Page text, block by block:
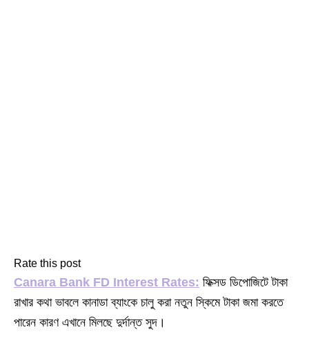
Rate this post
Canara Bank FD Interest Rates: ফিক্সড ডিপোজিটে টাকা
রাখার কথা ভাবলে কানাডা ব্যাংকে চালু করা নতুন স্কিমে টাকা জমা করতে
পারেন কারণ এখানে মিলছে দুর্দান্ত সুদ।